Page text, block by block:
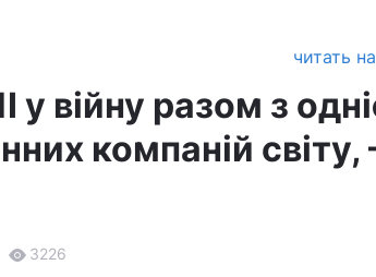
читать
у війну разом з
компаній світу,
3226